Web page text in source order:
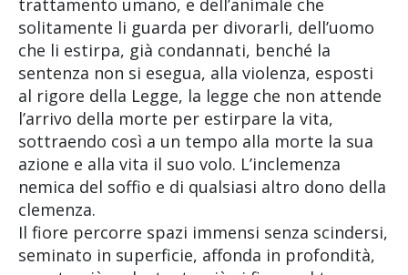
solitamente li guarda per divorarli, dell’uomo
che li estirpa, già condannati, benché la
sentenza non si esegua, alla violenza, esposti
al rigore della Legge, la legge che non attende
l’arrivo della morte per estirpare la vita,
sottraendo così a un tempo alla morte la sua
azione e alla vita il suo volo. L’inclemenza
nemica del soffio e di qualsiasi altro dono della
clemenza.
Il fiore percorre spazi immensi senza scindersi,
seminato in superficie, affonda in profondità,